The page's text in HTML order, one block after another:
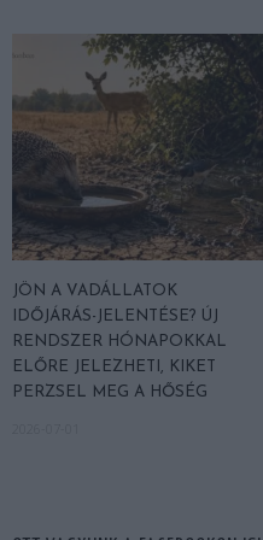
JÖN A VADÁLLATOK
IDŐJÁRÁS-JELENTÉSE? ÚJ
RENDSZER HÓNAPOKKAL
ELŐRE JELEZHETI, KIKET
PERZSEL MEG A HŐSÉG